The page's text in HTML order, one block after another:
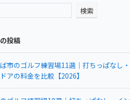
検索
投稿
市のゴルフ練習場11選｜打ちっぱなし・
アの料金を比較【2026】